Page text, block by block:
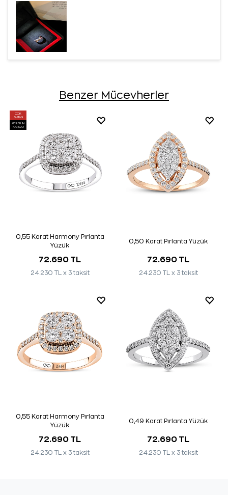
Benzer Mücevherler
ÇOK
SATAN
AYNI GÜN
KARGO
0,55 Karat Harmony Pırlanta
Yüzük
72.690 TL
24.230 TL x 3 taksit
0,50 Karat Pırlanta Yüzük
72.690 TL
24.230 TL x 3 taksit
0,55 Karat Harmony Pırlanta
Yüzük
72.690 TL
24.230 TL x 3 taksit
0,49 Karat Pırlanta Yüzük
72.690 TL
24.230 TL x 3 taksit